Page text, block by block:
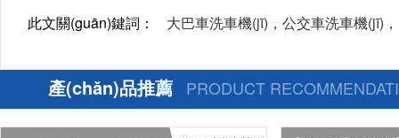
此文關(guān)鍵詞： 大巴車洗車機(jī)，公交車洗車機
產(chǎn)品推薦 PRODUCT